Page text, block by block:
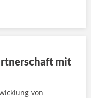
mit
von